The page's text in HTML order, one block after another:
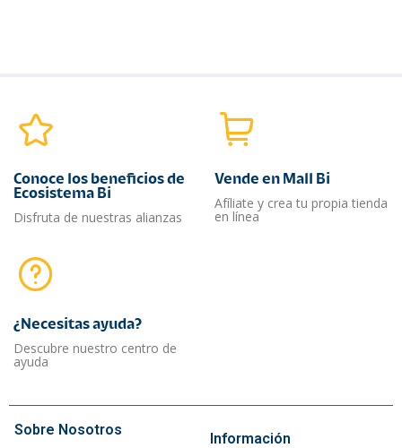
Conoce los beneficios de
Ecosistema Bi
Disfruta de nuestras alianzas
Vende en Mall Bi
Afíliate y crea tu propia tienda
en línea
¿Necesitas ayuda?​
Descubre nuestro centro de
ayuda
Sobre Nosotros
Información